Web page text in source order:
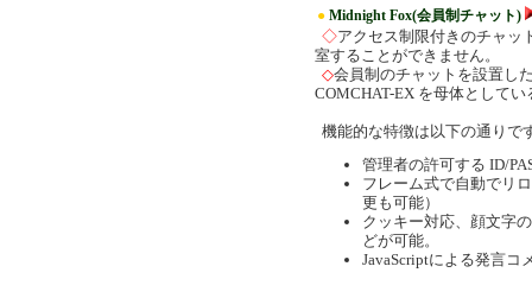
● Midnight Fox(会員制チャット)
◇アクセス制限付きのチャッ
室することができません。
◇会員制のチャットを設置し
COMCHAT-EX を母体として
機能的な特徴は以下の通りで
管理者の許可する ID/
フレーム式で自動でリ
更も可能）
クッキー対応、顔文字
どが可能。
JavaScriptによる発言コ